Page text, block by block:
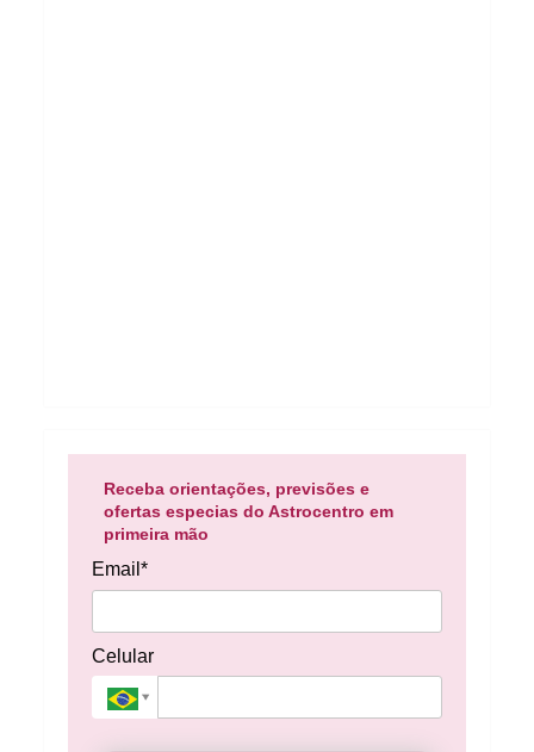
Receba orientações, previsões e
ofertas especias do Astrocentro em
primeira mão
Email*
Celular